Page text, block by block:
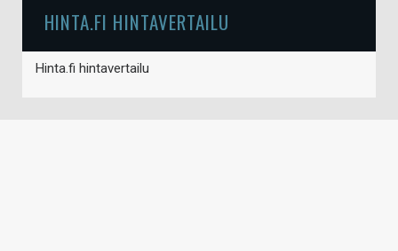
HINTA.FI HINTAVERTAILU
Hinta.fi hintavertailu